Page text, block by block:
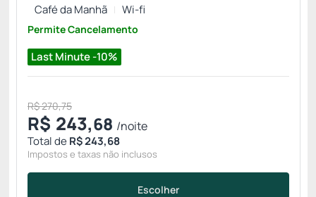
Last Minute -10%
Café da Manhã Wi-fi
Permite Cancelamento
R$ 270,75
R$ 243,68 /noite
Total deR$ 243,68
Impostos e taxas não inclusos
Escolher